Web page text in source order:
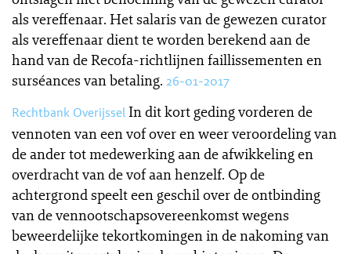
als vereffenaar. Het salaris van de gewezen curator
als vereffenaar dient te worden berekend aan de
hand van de Recofa-richtlijnen faillissementen en
surséances van betaling. 26-01-2017
Rechtbank OverijsselIn dit kort geding vorderen de
vennoten van een vof over en weer veroordeling van
de ander tot medewerking aan de afwikkeling en
overdracht van de vof aan henzelf. Op de
achtergrond speelt een geschil over de ontbinding
van de vennootschapsovereenkomst wegens
beweerdelijke tekortkomingen in de nakoming van